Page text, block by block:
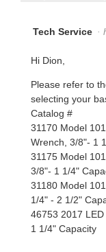
Tech Service ·
Hi Dion,
Please refer to
selecting your
Catalog #
31170 Model
Wrench, 3/8"- 1
31175 Model
3/8"- 1 1/4"
31180 Model
1/4" - 2 1/2"
46753 2017
1 1/4" Capacity